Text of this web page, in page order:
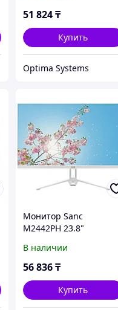
51 824₸
Купить
Optima Systems
Монитор Sanc
M2442PH 23.8"
В наличии
56 836₸
Купить